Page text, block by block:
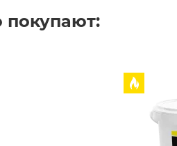
покупают: